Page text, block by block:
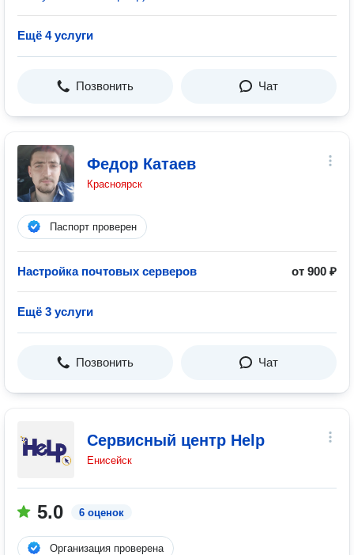
Ещё 4 услуги
Позвонить Чат
Федор Катаев
Красноярск
Паспорт проверен
Настройка почтовых серверов от 900 ₽
Ещё 3 услуги
Позвонить Чат
Сервисный центр Help
Енисейск
5.0 6 оценок
Организация проверена